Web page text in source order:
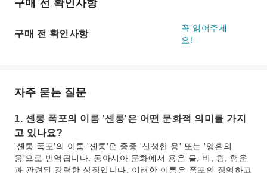
구매 전 확인사항
꼭 읽어주세
요!
자주 묻는 질문
1. 셴롱 폭포의 이름 '셴롱'은 어떤 문화적 의미를 가지
고 있나요?
'셴롱 폭포'의 이름 '셴롱'은 종종 '신성한 용' 또는 '영혼의
용'으로 번역됩니다. 동아시아 문화에서 용은 물, 비, 힘, 행운
과 관련된 강력한 상징입니다. 이러한 이름은 폭포의 장엄하고